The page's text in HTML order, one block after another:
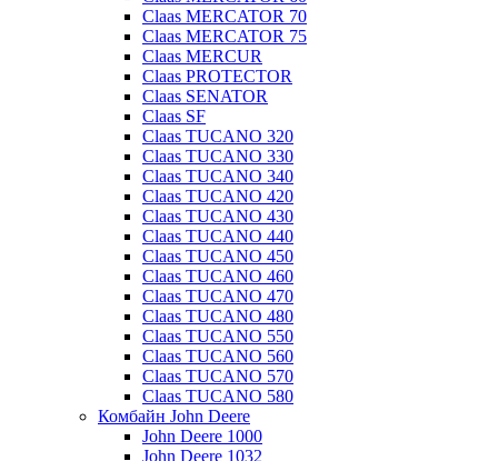
Claas MERCATOR 70
Claas MERCATOR 75
Claas MERCUR
Claas PROTECTOR
Claas SENATOR
Claas SF
Claas TUCANO 320
Claas TUCANO 330
Claas TUCANO 340
Claas TUCANO 420
Claas TUCANO 430
Claas TUCANO 440
Claas TUCANO 450
Claas TUCANO 460
Claas TUCANO 470
Claas TUCANO 480
Claas TUCANO 550
Claas TUCANO 560
Claas TUCANO 570
Claas TUCANO 580
Комбайн John Deere
John Deere 1000
John Deere 1032